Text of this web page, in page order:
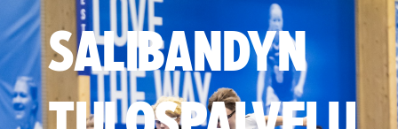
SALIBANDYN